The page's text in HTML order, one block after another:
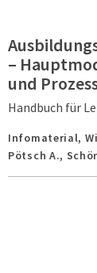
–
und
Handbuch für
Infomaterial,
Pötsch A.,